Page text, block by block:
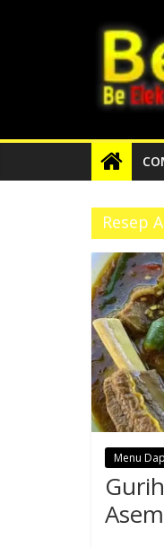
Media
Informasi
Nasional
dan
Resep
Menu